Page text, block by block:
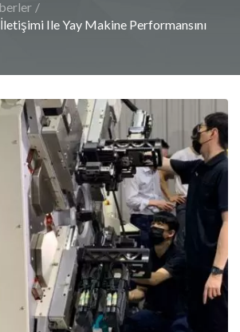
Maksimize Etmek |
Karşılayın
/
Ile Yay Makine Performansını